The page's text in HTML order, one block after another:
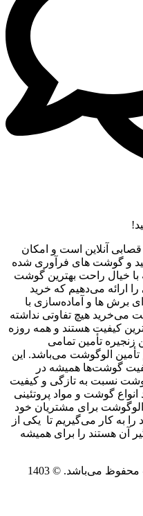
آنلاین است و امکان
و گوشت های فرآوری شده
با خیال راحت بهترین گوشت
ارائه می‌دهیم که خرید
برش ها و آماده‌سازی با
هیچ تفاوتی نداشته
کیفیت هستند و همه روزه
زنجیره تأمین تمامی
الوگوشت می‌باشد. این
گوشت‌ها همیشه در
نسبت به تازگی و کیفیت
گوشت و مواد پروتئینی
برای مشتریان خود
را به کار می‌گیریم تا یکی از
آن هستند را برای همیشه
می‌باشد. © 1403